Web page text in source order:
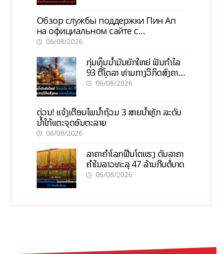
Обзор службы поддержки Пин Ап
на официальном сайте с
актуальной информацией
06/08/2026
ກຸ່ມທຶນນ້ຳມັນຍັກໃຫຍ່ ຟັນກຳໄລ
93 ຕື້ໂດລາ ທ່າມກາງວິກິດສົງຄາມ
ລາຄານໍ້າມັນແພງ
06/08/2026
ດ່ວນ! ແຈ້ງເຕືອນໄພນໍ້າຖ້ວມ 3 ສາຍນໍ້າຫຼັກ ລະດັບ
ນໍ້າໃກ້ແຕະຈຸດອັນຕະລາຍ
06/08/2026
ລາຄາຄຳໂລກຟື້ນໂຕແຮງ ດັນລາຄາ
ຄຳໃນລາວທະລຸ 47 ລ້ານກີບຕໍ່ບາດ
06/08/2026